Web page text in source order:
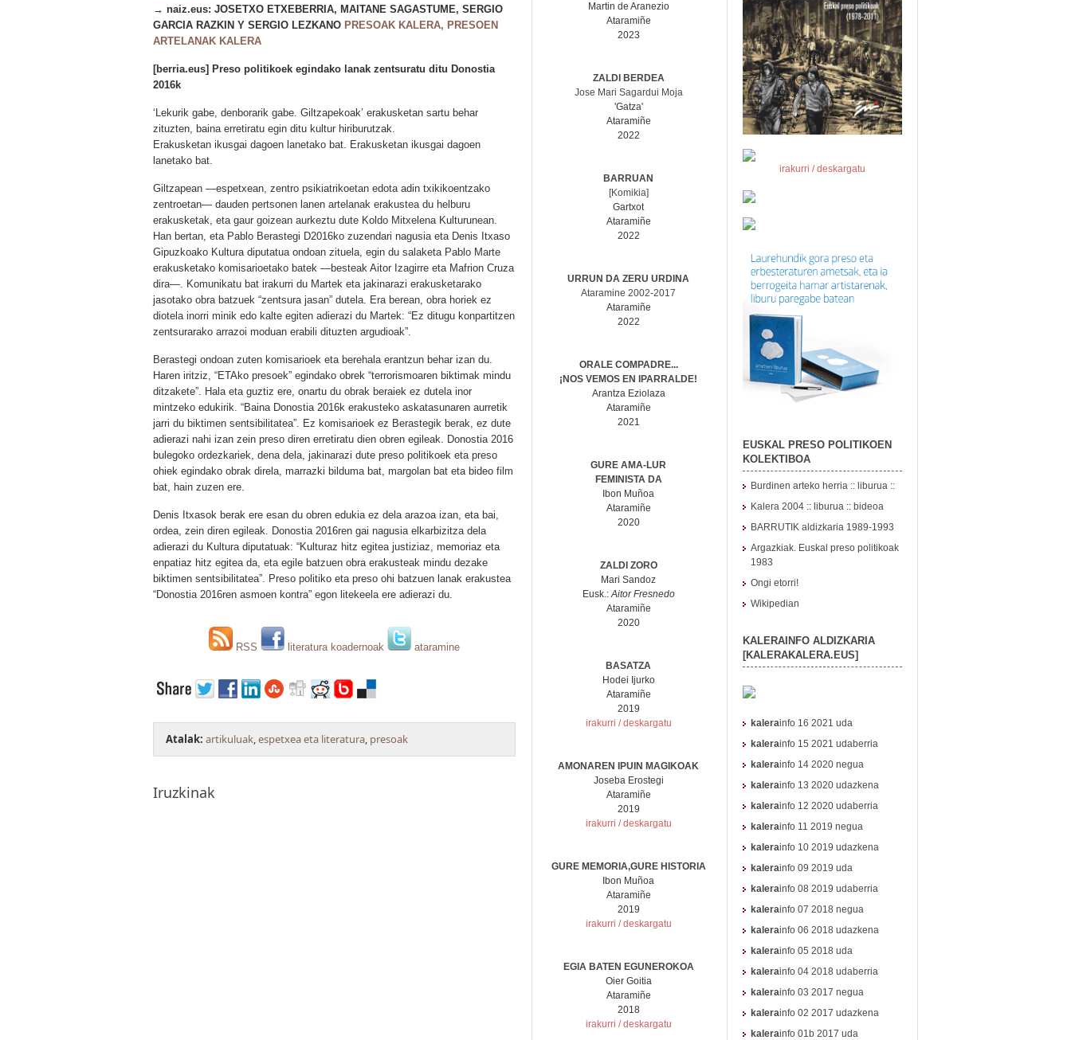
→ naiz.eus: JOSETXO ETXEBERRIA, MAITANE SAGASTUME, SERGIO
GARCIA RAZKIN Y SERGIO LEZKANO PRESOAK KALERA, PRESOEN
ARTELANAK KALERA
[berria.eus] Preso politikoek egindako lanak zentsuratu ditu Donostia
2016k
‘Lekurik gabe, denborarik gabe. Giltzapekoak’ erakusketan sartu behar
zituzten, baina erretiratu egin ditu kultur hiriburutzak.
Erakusketan ikusgai dagoen lanetako bat. Erakusketan ikusgai dagoen
lanetako bat.
Giltzapean —espetxean, zentro psikiatrikoetan edota adin txikikoentzako
zentroetan— dauden pertsonen lanen artelanak erakustea du helburu
erakusketak, eta gaur goizean aurkeztu dute Koldo Mitxelena Kulturunean.
Han bertan, eta Pablo Berastegi D2016ko zuzendari nagusia eta Denis Itxaso
Gipuzkoako Kultura diputatua ondoan zituela, egin du salaketa Pablo Marte
erakusketako komisarioetako batek —besteak Aitor Izagirre eta Mafrion Cruza
dira—. Komunikatu bat irakurri du Martek eta jakinarazi erakusketarako
jasotako obra batzuek “zentsura jasan” dutela. Era berean, obra horiek ez
diotela inorri minik edo kalte egiten adierazi du Martek: “Ez ditugu konpartitzen
zentsurarako arrazoi moduan erabili dituzten argudioak”.
Berastegi ondoan zuten komisarioek eta berehala erantzun behar izan du.
Haren iritziz, “ETAko presoek” egindako obrek “terrorismoaren biktimak mindu
ditzakete”. Hala eta guztiz ere, onartu du obrak beraiek ez dutela inor
mintzeko edukirik. “Baina Donostia 2016k erakusteko askatasunaren aurretik
jarri du biktimen sentsibilitatea”. Ez komisarioek ez Berastegik berak, ez dute
adierazi nahi izan zein preso diren erretiratu dien obren egileak. Donostia 2016
bulegoko ordezkariek, dena dela, jakinarazi dute preso politikoek eta preso
ohiek egindako obrak direla, marrazki bilduma bat, margolan bat eta bideo film
bat, hain zuzen ere.
Denis Itxasok berak ere esan du obren edukia ez dela arazoa izan, eta bai,
ordea, zein diren egileak. Donostia 2016ren gai nagusia elkarbizitza dela
adierazi du Kultura diputatuak: “Kulturaz hitz egitea justiziaz, memoriaz eta
enpatiaz hitz egitea da, eta egile batzuen obra erakusteak mindu dezake
biktimen sentsibilitatea”. Preso politiko eta preso ohi batzuen lanak erakustea
“Donostia 2016ren asmoen kontra” egon litekeela ere adierazi du.
RSS literatura koadernoak ataramine
Atalak: artikuluak,espetxea eta literatura, presoak
Iruzkinak
Martin de Aranezio
Ataramiñe
2023
ZALDI BERDEA
Jose Mari Sagardui Moja
'Gatza'
Ataramiñe
2022
BARRUAN
[Komikia]
Gartxot
Ataramiñe
2022
URRUN DA ZERU URDINA
Ataramine 2002-2017
Ataramiñe
2022
ORALE COMPADRE...
¡NOS VEMOS EN IPARRALDE!
Arantza Eziolaza
Ataramiñe
2021
GURE AMA-LUR
FEMINISTA DA
Ibon Muñoa
Ataramiñe
2020
ZALDI ZORO
Mari Sandoz
Eusk.:Aitor Fresnedo
Ataramiñe
2020
BASATZA
Hodei Ijurko
Ataramiñe
2019
irakurri / deskargatu
AMONAREN IPUIN MAGIKOAK
Joseba Erostegi
Ataramiñe
2019
irakurri / deskargatu
GURE MEMORIA,GURE HISTORIA
Ibon Muñoa
Ataramiñe
2019
irakurri / deskargatu
EGIA BATEN EGUNEROKOA
Oier Goitia
Ataramiñe
2018
irakurri / deskargatu
irakurri / deskargatu
EUSKAL PRESO POLITIKOEN
KOLEKTIBOA
Burdinen arteko herria :: liburua ::
Kalera 2004 :: liburua :: bideoa
BARRUTIK aldizkaria 1989-1993
Argazkiak. Euskal preso politikoak
1983
Ongi etorri!
Wikipedian
KALERAINFO ALDIZKARIA
[KALERAKALERA.EUS]
kalerainfo 16 2021 uda
kalerainfo 15 2021 udaberria
kalerainfo 14 2020 negua
kalerainfo 13 2020 udazkena
kalerainfo 12 2020 udaberria
kalerainfo 11 2019 negua
kalerainfo 10 2019 udazkena
kalerainfo 09 2019 uda
kalerainfo 08 2019 udaberria
kalerainfo 07 2018 negua
kalerainfo 06 2018 udazkena
kalerainfo 05 2018 uda
kalerainfo 04 2018 udaberria
kalerainfo 03 2017 negua
kalerainfo 02 2017 udazkena
kalerainfo 01b 2017 uda